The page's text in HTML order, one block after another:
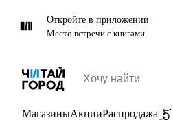
Откройте в приложении
Место встречи с книгами
МагазиныАкцииРаспродажа